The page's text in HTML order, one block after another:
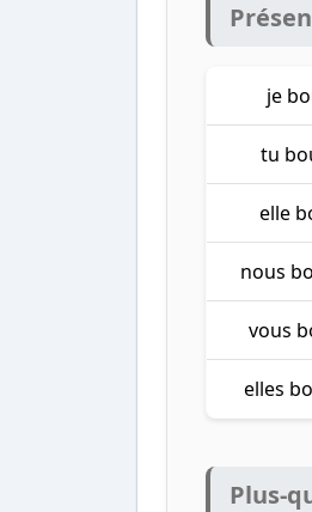
je
tu
elle
nous
vous
elles
Plus-